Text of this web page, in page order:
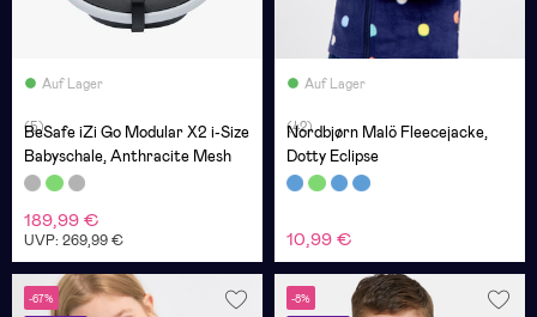
Auf Lager
(5)
BeSafe iZi Go Modular X2 i-Size
Babyschale, Anthracite Mesh
189,99 €
UVP: 269,99 €
Auf Lager
(42)
Nordbjørn Malö Fleecejacke,
Dotty Eclipse
10,99 €
-67% -8%